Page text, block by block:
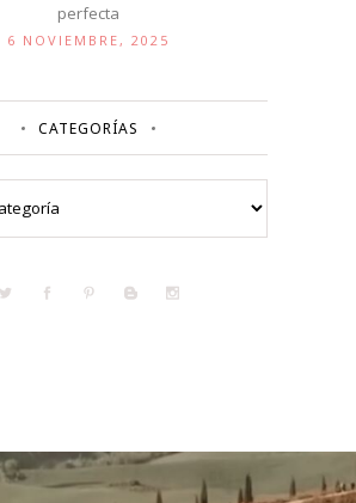
perfecta
6 NOVIEMBRE, 2025
CATEGORÍAS